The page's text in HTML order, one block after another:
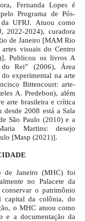
Fernanda Lopes é
Programa de Pós-
UFRJ. Atuou como
2022-2024), curadora
de Janeiro [MAM Rio
visuais do Centro
Publicou os livros A
Rei” (2006), Área
experimental na arte
Bittencourt: arte-
A. Predebon), além
arte brasileira e crítica
2008 está a Sala
São Paulo (2010) e a
Martins: desejo
[Masp (2021)].
de Janeiro (MHC) foi
no Palacete da
o patrimônio
capital da colônia, do
o MHC atuou como
e a documentação da